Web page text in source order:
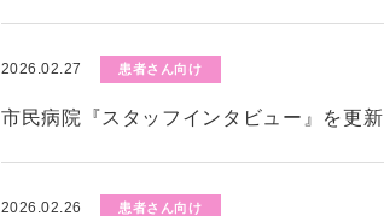
2026.02.27 患者さん向け
市民病院『スタッフインタビュー』を更
2026.02.26 患者さん向け